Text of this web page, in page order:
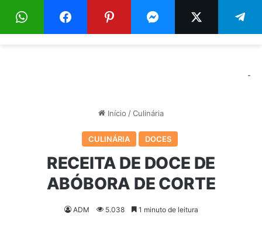
Menu
-
Início /Culinária
CULINÁRIA DOCES
RECEITA DE DOCE DE
ABÓBORA DE CORTE
ADM 5.038 1 minuto de leitura